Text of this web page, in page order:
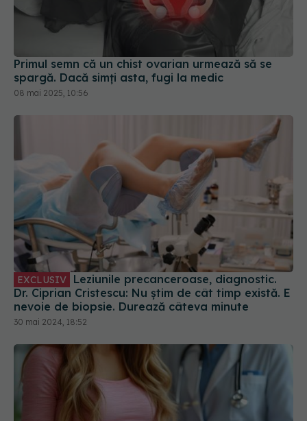
Primul semn că un chist ovarian urmează să se
spargă. Dacă simți asta, fugi la medic
08 mai 2025, 10:56
EXCLUSIV
Dr. Ciprian Cristescu: Nu știm de cât timp există. E
nevoie de biopsie. Durează câteva minute
30 mai 2024, 18:52